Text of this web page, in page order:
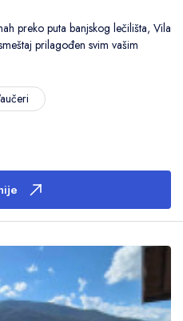
preko puta banjskog lečilišta, Vila
prilagođen svim vašim